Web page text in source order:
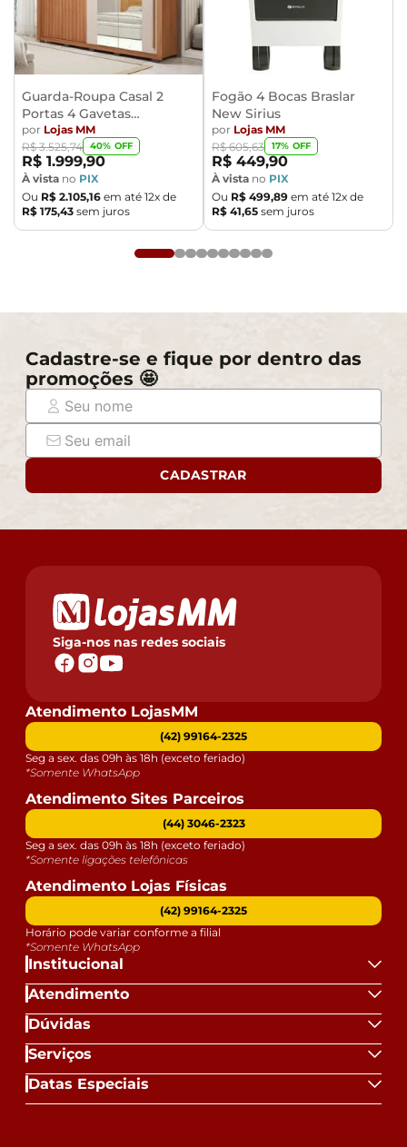
Guarda-Roupa Casal 2
Portas 4 Gavetas
Caemmun Moviment
por Lojas MM
R$ 3.525,74 40% OFF
R$ 1.999,90
À vista no PIX
Ou R$ 2.105,16 em até 12x de
R$ 175,43 sem juros
Fogão 4 Bocas Braslar
New Sirius
por Lojas MM
R$ 605,63 17% OFF
R$ 449,90
À vista no PIX
Ou R$ 499,89 em até 12x de
R$ 41,65 sem juros
Cadastre-se e fique por dentro das
promoções 🤩
CADASTRAR
Siga-nos nas redes sociais
Institucional
Atendimento
Dúvidas
Serviços
Datas Especiais
Atendimento LojasMM
(42) 99164-2325
Seg a sex. das 09h às 18h (exceto feriado)
*Somente WhatsApp
Atendimento Sites Parceiros
(44) 3046-2323
Seg a sex. das 09h às 18h (exceto feriado)
*Somente ligações telefônicas
Atendimento Lojas Físicas
(42) 99164-2325
Horário pode variar conforme a filial
*Somente WhatsApp